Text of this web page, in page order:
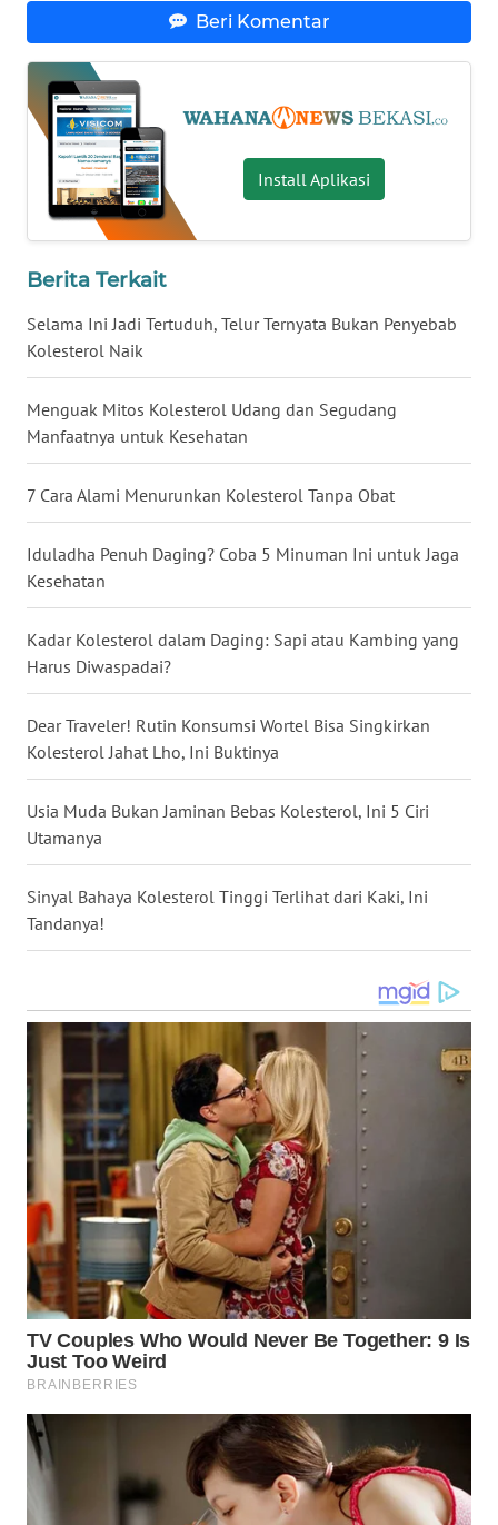
Beri Komentar
Install Aplikasi
Berita Terkait
Selama Ini Jadi Tertuduh, Telur Ternyata Bukan Penyebab
Kolesterol Naik
Menguak Mitos Kolesterol Udang dan Segudang
Manfaatnya untuk Kesehatan
7 Cara Alami Menurunkan Kolesterol Tanpa Obat
Iduladha Penuh Daging? Coba 5 Minuman Ini untuk Jaga
Kesehatan
Kadar Kolesterol dalam Daging: Sapi atau Kambing yang
Harus Diwaspadai?
Dear Traveler! Rutin Konsumsi Wortel Bisa Singkirkan
Kolesterol Jahat Lho, Ini Buktinya
Usia Muda Bukan Jaminan Bebas Kolesterol, Ini 5 Ciri
Utamanya
Sinyal Bahaya Kolesterol Tinggi Terlihat dari Kaki, Ini
Tandanya!
WN
MALUKU
WN
MALUT
WN
DAIRI
DANAU
TOBA
NIAS
LANGKAT
WN
TAPANULI
SELATAN
WN
TANJUNG
LESUNG
WN
WN
TAPANULI
TENGAH
WN DELI
SERDANG
WN
TEBING
TINGGI
WN
PAKPAK
KARAWANG